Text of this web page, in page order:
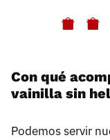
Con qué
vainilla sin
Podemos servir